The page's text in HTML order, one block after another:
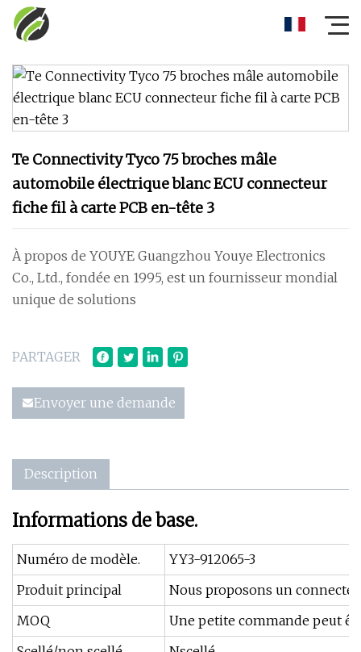
Te Connectivity Tyco 75 broches mâle
automobile électrique blanc ECU connecteur
fiche fil à carte PCB en-tête 3
À propos de YOUYE Guangzhou Youye Electronics
Co., Ltd., fondée en 1995, est un fournisseur mondial
unique de solutions
PARTAGER
Envoyer une demande
Description
Informations de base.
Numéro de modèle.
YY3-912065-3
Produit principal
Nous proposons un
MOQ
Une petite commande peut